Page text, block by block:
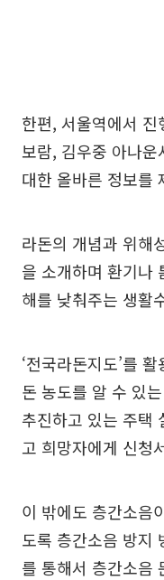
한편, 서울역에서 진
보람, 김우중 아나
대한 올바른 정보를
라돈의 개념과 위해
을 소개하며 환기나
해를 낮춰주는 생활
‘전국라돈지도’를
돈 농도를 알 수 있
추진하고 있는 주택
고 희망자에게 신청
이 밖에도 층간소음
도록 층간소음 방지
를 통해서 층간소음